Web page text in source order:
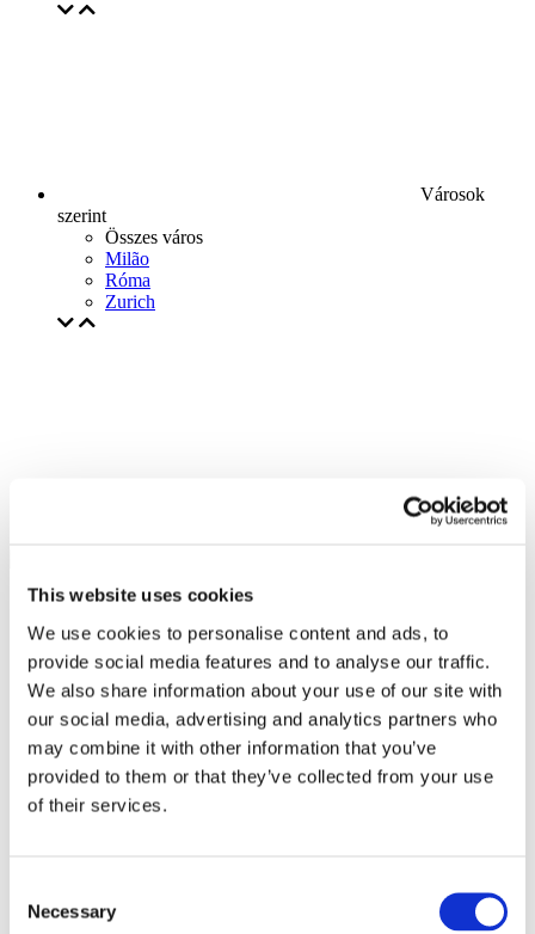
This website uses cookies
We use cookies to personalise content and ads, to
provide social media features and to analyse our traffic.
We also share information about your use of our site with
our social media, advertising and analytics partners who
may combine it with other information that you’ve
provided to them or that they’ve collected from your use
of their services.
Selection
Necessary
Városok
szerint
Összes város
Milão
Róma
Zurich